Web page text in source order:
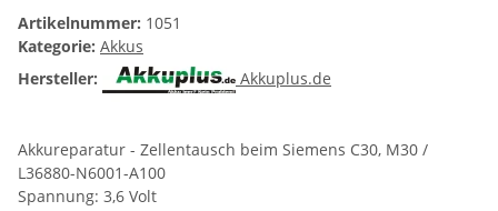
Artikelnummer: 1051
Kategorie: Akkus
Hersteller:
Akkuplus.de
Akkureparatur - Zellentausch beim Siemens C30, M30 /
L36880-N6001-A100
Spannung: 3,6 Volt